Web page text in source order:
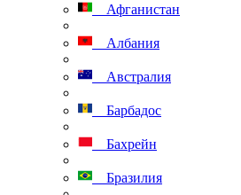
Афганистан
Албания
Австралия
Барбадос
Бахрейн
Бразилия